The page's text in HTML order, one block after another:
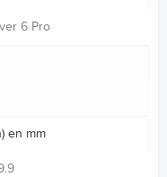
6 Pro
en mm